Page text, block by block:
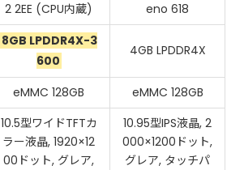
2 2EE (CPU内蔵)
eno 618
8GB LPDDR4X-3
600
4GB LPDDR4X
eMMC 128GB eMMC 128GB
10.5型ワイドTFTカ
ラー液晶, 1920×12
00ドット, グレア,
10.95型IPS液晶, 2
000×1200ドット,
グレア, タッチパ